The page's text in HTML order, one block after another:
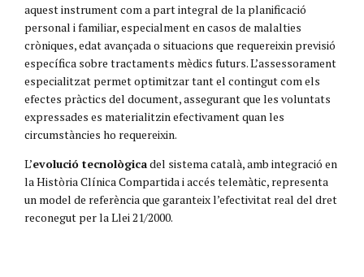
aquest instrument com a part integral de la planificació
personal i familiar, especialment en casos de malalties
cròniques, edat avançada o situacions que requereixin previsió
específica sobre tractaments mèdics futurs. L’assessorament
especialitzat permet optimitzar tant el contingut com els
efectes pràctics del document, assegurant que les voluntats
expressades es materialitzin efectivament quan les
circumstàncies ho requereixin.
L’evolució tecnològicadel sistema català, amb integració en
la Història Clínica Compartida i accés telemàtic, representa
un model de referència que garanteix l’efectivitat real del dret
reconegut per la Llei 21/2000.